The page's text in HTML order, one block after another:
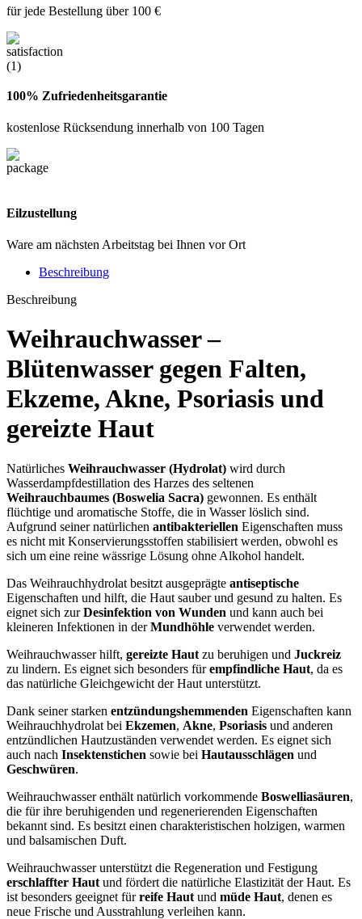
für jede Bestellung über 100 €
100% Zufriedenheitsgarantie
kostenlose Rücksendung innerhalb von 100 Tagen
Eilzustellung
Ware am nächsten Arbeitstag bei Ihnen vor Ort
Beschreibung
Beschreibung
Weihrauchwasser –
Blütenwasser gegen Falten,
Ekzeme,Akne, Psoriasis und
gereizte Haut
Natürliches Weihrauchwasser (Hydrolat) wird durch
Wasserdampfdestillation des Harzes des seltenen
Weihrauchbaumes (Boswelia Sacra) gewonnen. Es enthält
flüchtige und aromatische Stoffe, die in Wasser löslich sind.
Aufgrund seiner natürlichen antibakteriellen Eigenschaften muss
es nicht mit Konservierungsstoffen stabilisiert werden, obwohl es
sich um eine reine wässrige Lösung ohne Alkohol handelt.
Das Weihrauchhydrolat besitzt ausgeprägte antiseptische
Eigenschaften und hilft, die Haut sauber und gesund zu halten. Es
eignet sich zurDesinfektion von Wunden und kann auch bei
kleineren Infektionen in derMundhöhle verwendet werden.
Weihrauchwasser hilft, gereizte Haut zu beruhigen und Juckreiz
zu lindern. Es eignet sich besonders fürempfindliche Haut, da es
das natürliche Gleichgewicht der Haut unterstützt.
Dank seiner starken entzündungshemmenden Eigenschaften kann
Weihrauchhydrolat bei Ekzemen, Akne, Psoriasis und anderen
entzündlichen Hautzuständen verwendet werden. Es eignet sich
auch nach Insektenstichen sowie bei Hautausschlägen und
Geschwüren.
Weihrauchwasser enthält natürlich vorkommende Boswelliasäuren,
die für ihre beruhigenden und regenerierenden Eigenschaften
bekannt sind. Es besitzt einen charakteristischen holzigen, warmen
und balsamischen Duft.
Weihrauchwasser unterstützt die Regeneration und Festigung
erschlaffter Haut und fördert die natürliche Elastizität der Haut. Es
ist besonders geeignet fürreife Haut und müde Haut, denen es
neue Frische und Ausstrahlung verleihen kann.